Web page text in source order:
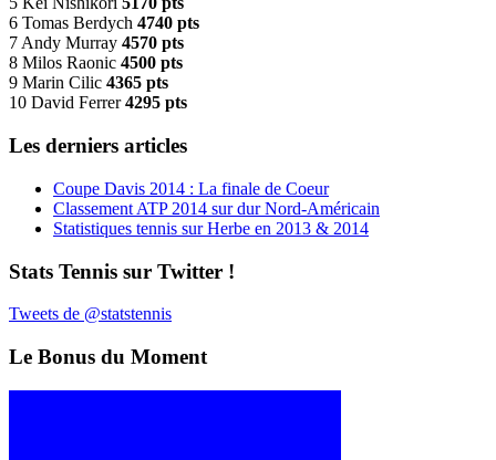
6 Tomas Berdych 4740 pts
7 Andy Murray 4570 pts
8 Milos Raonic 4500 pts
9 Marin Cilic 4365 pts
10 David Ferrer4295 pts
Les derniers articles
Coupe Davis 2014 : La finale de Coeur
Classement ATP 2014 sur dur Nord-Américain
Statistiques tennis sur Herbe en 2013 & 2014
Stats Tennis sur Twitter !
Tweets de @statstennis
Le Bonus du Moment